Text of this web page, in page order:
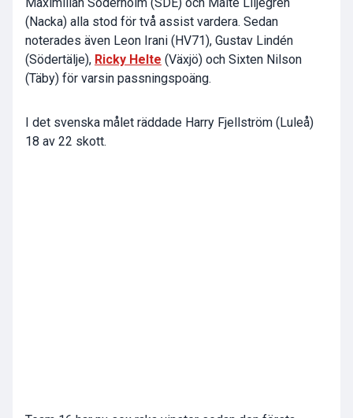
Maximilian Söderholm (SDE) och Malte Liljegren
(Nacka) alla stod för två assist vardera. Sedan
noterades även Leon Irani (HV71), Gustav Lindén
(Södertälje), Ricky Helte (Växjö) och Sixten Nilson
(Täby) för varsin passningspoäng.
I det svenska målet räddade Harry Fjellström (Luleå)
18 av 22 skott.